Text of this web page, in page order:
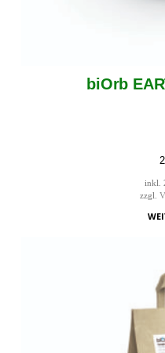
biOrb
inkl.
zzgl.